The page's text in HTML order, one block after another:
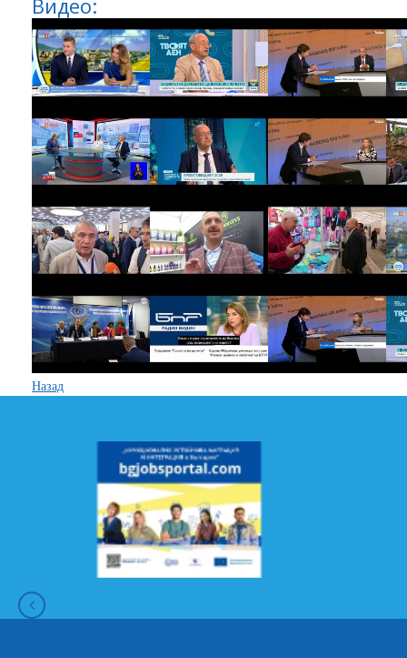
Видео:
Назад